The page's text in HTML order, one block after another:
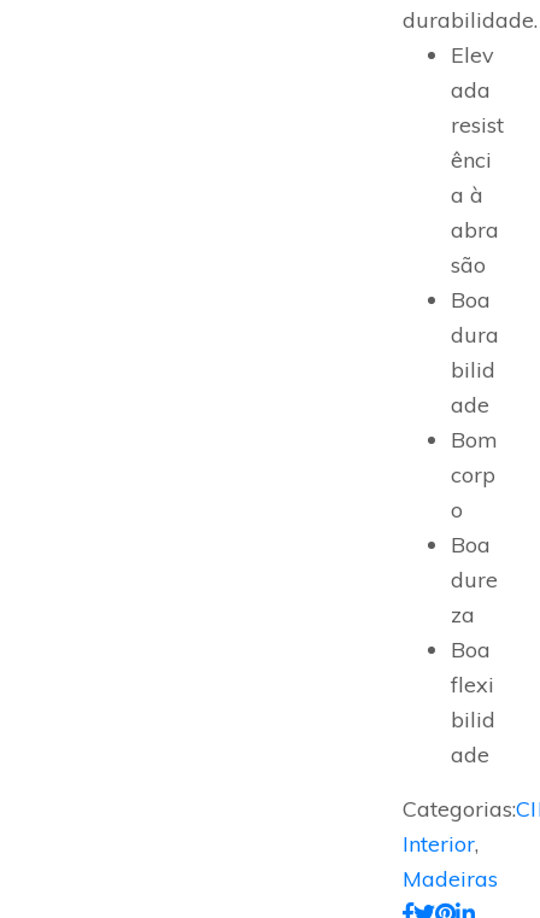
durabilidade.
Elev
ada
resist
ênci
a à
abra
são
Boa
dura
bilid
ade
Bom
corp
o
Boa
dure
za
Boa
flexi
bilid
ade
Categorias:
Interior,
Madeiras